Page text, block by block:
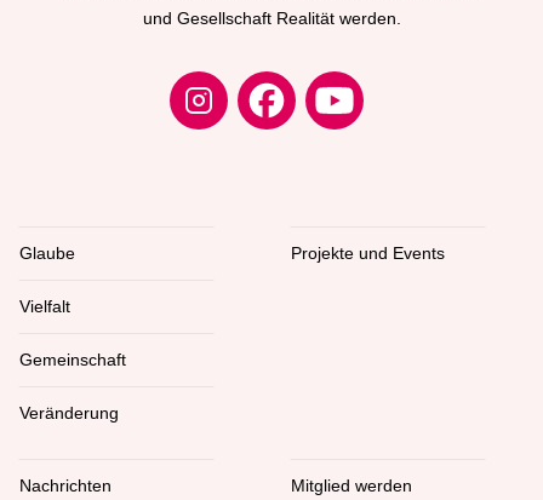
und Gesellschaft Realität werden.
Glaube
Vielfalt
Gemeinschaft
Veränderung
Projekte und Events
Nachrichten Mitglied werden